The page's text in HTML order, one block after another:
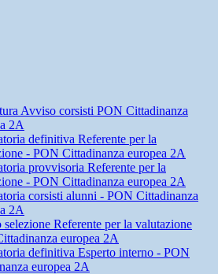
Avviso corsisti PON Cittadinanza
2A
definitiva Referente per la
- PON Cittadinanza europea 2A
provvisoria Referente per la
- PON Cittadinanza europea 2A
corsisti alunni - PON Cittadinanza
2A
selezione Referente per la valutazione
europea 2A
definitiva Esperto interno - PON
europea 2A